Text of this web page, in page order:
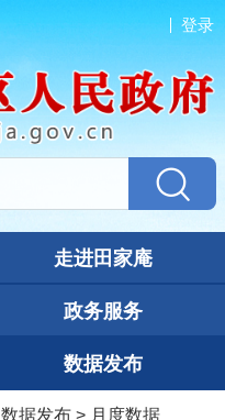
登录
走进田家庵
政务服务
数据发布
数据发布 > 月度数据